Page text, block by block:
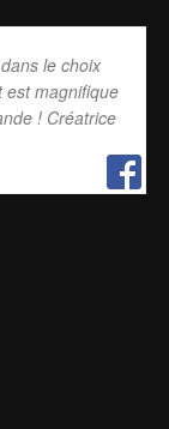
le choix
est magnifique
! Créatrice